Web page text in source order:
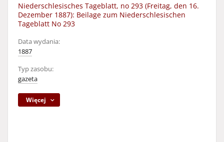
Niederschlesisches Tageblatt, no 293 (Freitag, den 16.
Dezember 1887): Beilage zum Niederschlesischen
Tageblatt No 293
Data wydania:
1887
Typ zasobu:
gazeta
Więcej